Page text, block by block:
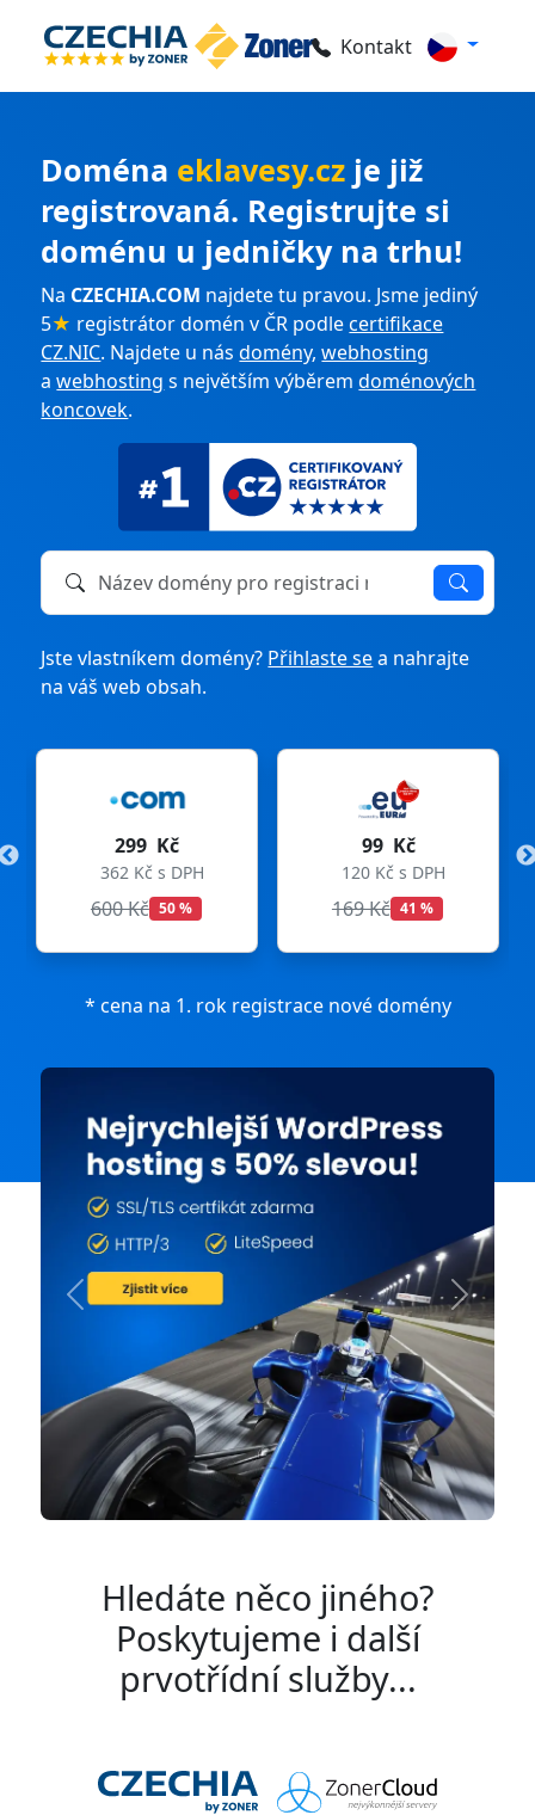
Kontakt
Doména eklavesy.cz je již
registrovaná. Registrujte si
doménu u jedničky na trhu!
Na CZECHIA.COM najdete tu pravou. Jsme jediný
5★ registrátor domén v ČR podlecertifikace
CZ.NIC. Najdete u násdomény,webhosting
awebhosting s největším výběremdoménových
koncovek.
Název domény k registraci nebo převodu
Jste vlastníkem domény? Přihlaste sea nahrajte
na váš web obsah.
299 Kč
362 Kč s DPH
600 Kč 50 %
99 Kč
120 Kč s DPH
169 Kč 41 %
* cena na 1. rok registrace nové domény
Previous Next
Hledáte něco jiného?
Poskytujeme i další
prvotřídní služby...